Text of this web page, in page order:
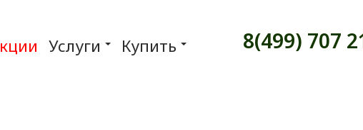
Услуги Купить 8(499) 707